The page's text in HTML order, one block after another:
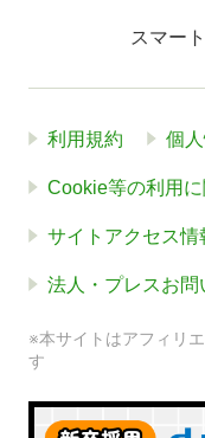
スマー
利用規約 個
Cookie等の利用
サイトアクセス情
法人・プレスお問
※本サイトはアフィリ
す